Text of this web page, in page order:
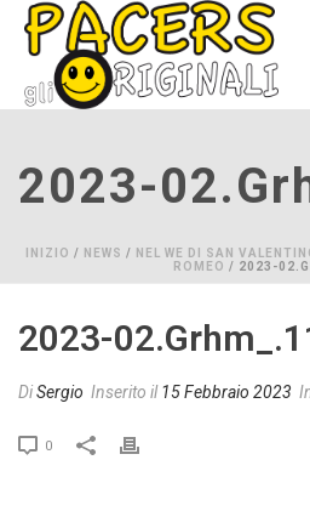
2023-
INIZIO / NEWS / NEL WE DI SAN
ROMEO / 2023-
2023-
DiSergio Inserito il15 Febbraio 2023
0